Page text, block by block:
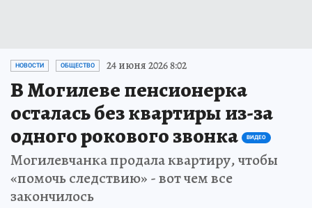
НОВОСТИ ОБЩЕСТВО 24 июня 2026 8:02
В Могилеве пенсионерка
осталась без квартиры из-за
одного рокового звонка
ВИДЕО
Могилевчанка продала квартиру, чтобы
«помочь следствию» - вот чем все
закончилось